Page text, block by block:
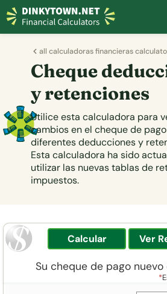
all calculadoras financieras
Cheque
y retenciones
Utilice esta calculadora para
cambios en el cheque de
diferentes deducciones y
Esta calculadora ha sido
utilizar las nuevas tablas de
impuestos.
Su cheque de pago
*